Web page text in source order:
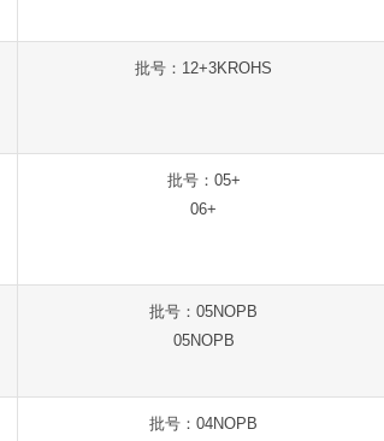
批号：12+3KROHS
批号：05+
06+
批号：05NOPB
05NOPB
批号：04NOPB